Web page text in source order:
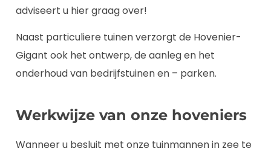
adviseert u hier graag over!
Naast particuliere tuinen verzorgt de Hovenier-
Gigant ook het ontwerp, de aanleg en het
onderhoud van bedrijfstuinen en – parken.
Werkwijze van onze hoveniers
Wanneer u besluit met onze tuinmannen in zee te